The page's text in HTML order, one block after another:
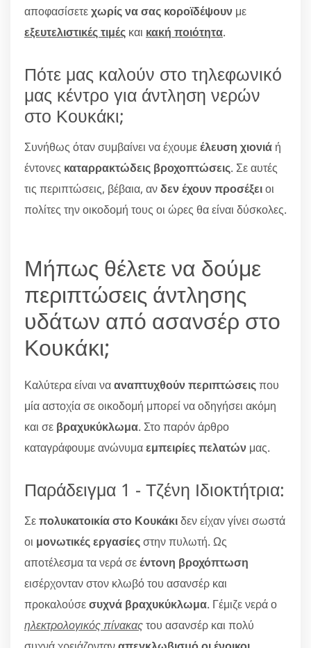
αποφασίσετεχωρίς να σας κοροϊδέψουν με
εξευτελιστικές τιμές και κακή ποιότητα.
Πότε μας καλούν στο τηλεφωνικό
μας κέντρο για άντληση νερών
στο Κουκάκι;
Συνήθως όταν συμβαίνει να έχουμεέλευση χιονιά ή
έντονες καταρρακτώδεις βροχοπτώσεις. Σε αυτές
τις περιπτώσεις, βέβαια, ανδεν έχουν προσέξειοι
πολίτες την οικοδομή τους οι ώρες θα είναι δύσκολες.
Μήπως θέλετε να δούμε
περιπτώσεις άντλησης
υδάτων από ασανσέρ στο
Κουκάκι;
Καλύτερα είναι νααναπτυχθούν περιπτώσειςπου
μία αστοχία σε οικοδομή μπορεί να οδηγήσει ακόμη
και σε βραχυκύκλωμα. Στο παρόν άρθρο
καταγράφουμε ανώνυμαεμπειρίες πελατών μας.
Παράδειγμα 1 - Τζένη Ιδιοκτήτρια:
Σεπολυκατοικία στο Κουκάκιδεν είχαν γίνει σωστά
οι μονωτικές εργασίεςστην πυλωτή. Ως
αποτέλεσμα τα νερά σεέντονη βροχόπτωση
εισέρχονταν στον κλωβό του ασανσέρ και
προκαλούσεσυχνά βραχυκύκλωμα. Γέμιζε νερά ο
ηλεκτρολογικός πίνακαςτου ασανσέρ και πολύ